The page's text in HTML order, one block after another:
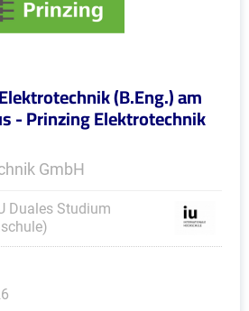
(B.Eng.) am
- Prinzing Elektrotechnik
GmbH
Duales Studium